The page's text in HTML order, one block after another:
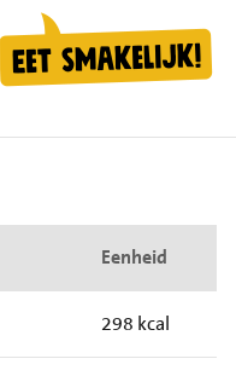
Eenheid
298 kcal